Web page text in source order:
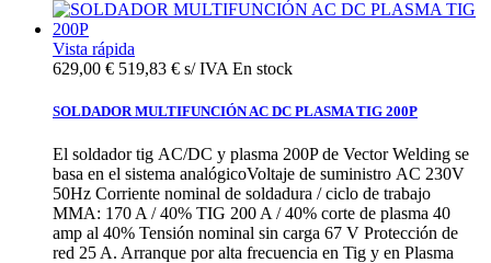
Vista rápida
629,00 € 519,83 € s/ IVA En stock
SOLDADOR MULTIFUNCIÓN AC DC PLASMA TIG 200P
El soldador tig AC/DC y plasma 200P de Vector Welding se
basa en el sistema analógicoVoltaje de suministro AC 230V
50Hz Corriente nominal de soldadura / ciclo de trabajo
MMA: 170 A / 40% TIG 200 A / 40% corte de plasma 40
amp al 40% Tensión nominal sin carga 67 V Protección de
red 25 A. Arranque por alta frecuencia en Tig y en Plasma